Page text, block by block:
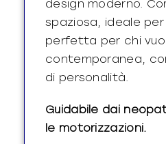
design moderno.
spaziosa, ideale
perfetta per chi
contemporanea,
di personalità.
Guidabile dai
le motorizzazioni.